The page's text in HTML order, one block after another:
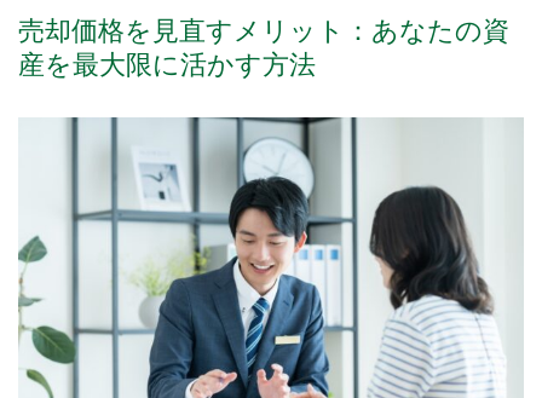
売却価格を見直すメリット：あなたの資
産を最大限に活かす方法